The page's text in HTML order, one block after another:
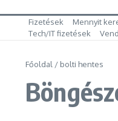
Fizetések Mennyit
Tech/IT fizetések
Főoldal / bolti hentes